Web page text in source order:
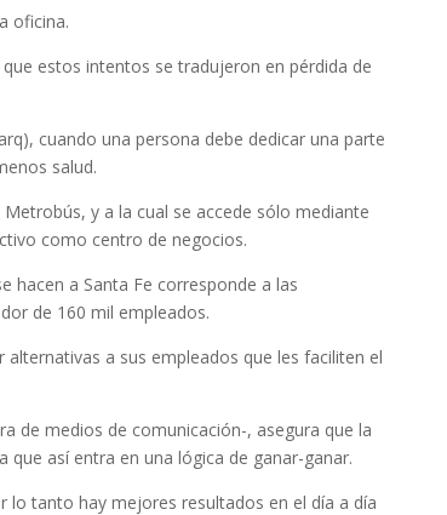
oficina.
estos intentos se tradujeron en pérdida de
cuando una persona debe dedicar una parte
salud.
y a la cual se accede sólo mediante
como centro de negocios.
hacen a Santa Fe corresponde a las
de 160 mil empleados.
a sus empleados que les faciliten el
de medios de comunicación-, asegura que la
así entra en una lógica de ganar-ganar.
lo tanto hay mejores resultados en el día a día